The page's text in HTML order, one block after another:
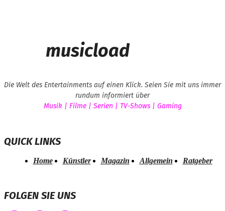
musicload
Die Welt des Entertainments auf einen Klick. Seien Sie mit uns immer
rundum informiert über
Musik | Filme | Serien | TV-Shows | Gaming
QUICK LINKS
Home Künstler Magazin Allgemein Ratgeber
FOLGEN SIE UNS